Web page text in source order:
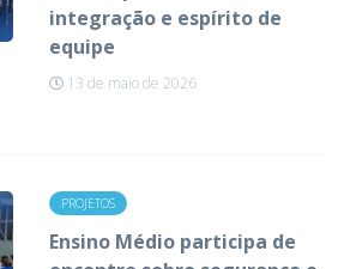
integração e espírito de
equipe
13 de maio de 2026
PROJETOS
Ensino Médio participa de